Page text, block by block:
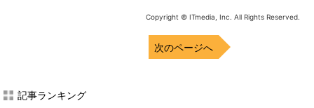
Copyright © ITmedia, Inc. All Rights Reserved.
次のページへ
記事ランキング